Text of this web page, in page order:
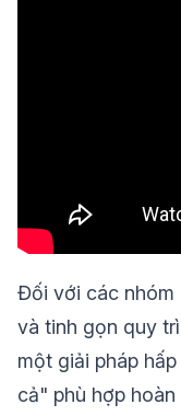
Đối với các nhóm
và tinh gọn quy
một giải pháp
cả" phù hợp